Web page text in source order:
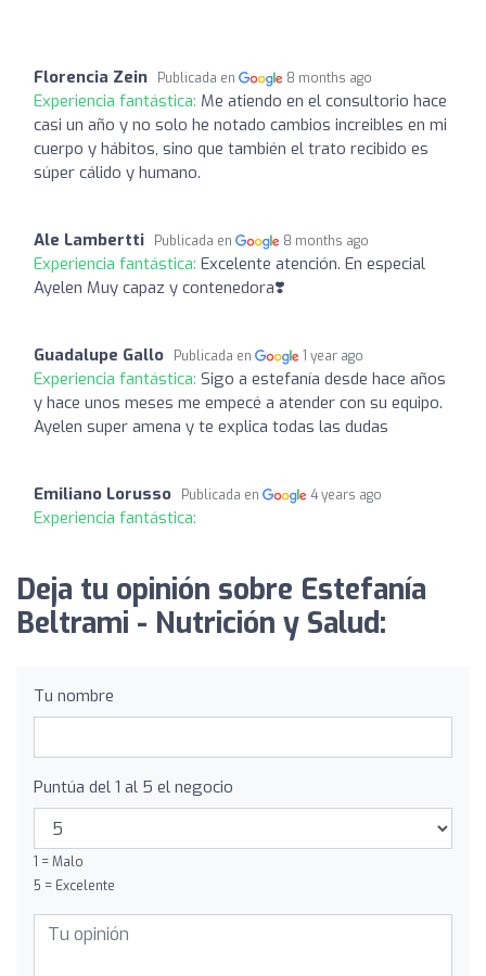
Florencia Zein Publicada en 8 months ago
Experiencia fantástica: Me atiendo en el consultorio hace
casi un año y no solo he notado cambios increibles en mi
cuerpo y hábitos, sino que también el trato recibido es
súper cálido y humano.
Ale Lambertti Publicada en 8 months ago
Experiencia fantástica: Excelente atención. En especial
Ayelen Muy capaz y contenedora❣️
Guadalupe Gallo Publicada en 1 year ago
Experiencia fantástica: Sigo a estefanía desde hace años
y hace unos meses me empecé a atender con su equipo.
Ayelen super amena y te explica todas las dudas
Emiliano Lorusso Publicada en 4 years ago
Experiencia fantástica:
Deja tu opinión sobre Estefanía
Beltrami - Nutrición y Salud:
Tu nombre
Puntúa del 1 al 5 el negocio
1 = Malo
5 = Excelente